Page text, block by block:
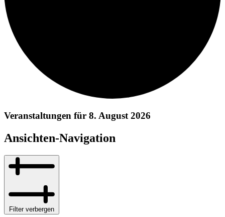
Veranstaltungen für 8. August 2026
Ansichten-Navigation
Filter verbergen